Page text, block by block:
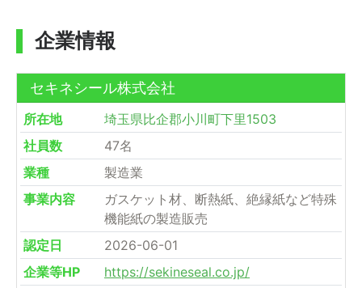
企業情報
セキネシール株式会社
所在地
埼玉県比企郡小川町下里1503
社員数
47名
業種
製造業
事業内容
ガスケット材、断熱紙、絶縁紙など特殊
機能紙の製造販売
認定日
2026-06-01
企業等HP
https://sekineseal.co.jp/